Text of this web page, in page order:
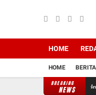
HOME
HOME BERITA
BREAKING
NEWS
V Dorong Akselerasi